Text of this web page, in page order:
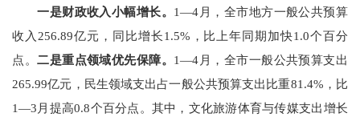
一是财政收入小幅增长。 1—4 月，全市地方一般公共预算
收入 256.89亿元，同比增长1.5% ，比上年同期加快1.0个百分
点。二是重点领域优先保障。 1—4 月，全市一般公共预算支出
265.99亿元，民生领域支出占一般公共预算支出比重81.4% ，比
1—3 月提高0.8个百分点。其中，文化旅游体育与传媒支出增长